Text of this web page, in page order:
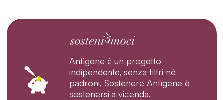
Antìgene è un progetto
indipendente, senza filtri né
padroni. Sostenere Antìgene è
sostenersi a vicenda.